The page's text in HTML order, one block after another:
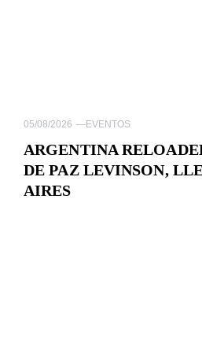
05/08/2026 —EVENTOS
ARGENTINA
DE PAZ LEVINSON,
AIRES